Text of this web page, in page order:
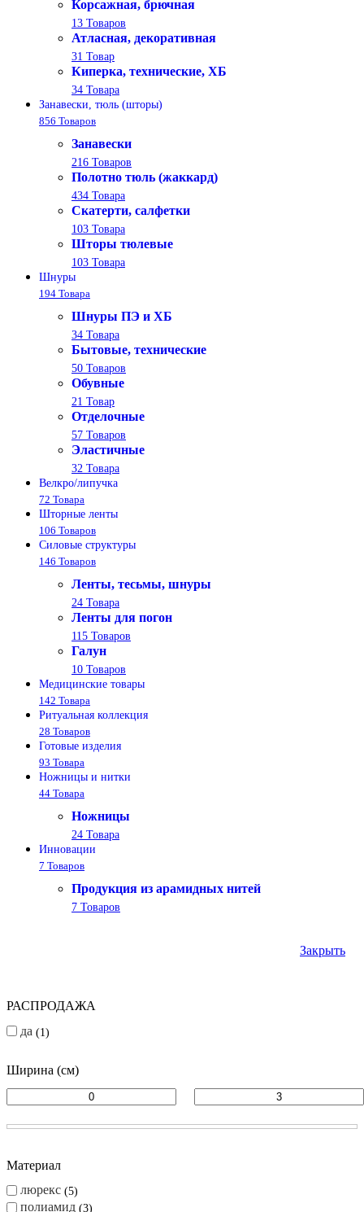
Корсажная, брючная
13 Товаров
Атласная, декоративная
31 Товар
Киперка, технические, ХБ
34 Товара
Занавески, тюль (шторы)
856 Товаров
Занавески
216 Товаров
Полотно тюль (жаккард)
434 Товара
Скатерти, салфетки
103 Товара
Шторы тюлевые
103 Товара
Шнуры
194 Товара
Шнуры ПЭ и ХБ
34 Товара
Бытовые, технические
50 Товаров
Обувные
21 Товар
Отделочные
57 Товаров
Эластичные
32 Товара
Велкро/липучка
72 Товара
Шторные ленты
106 Товаров
Силовые структуры
146 Товаров
Ленты, тесьмы, шнуры
24 Товара
Ленты для погон
115 Товаров
Галун
10 Товаров
Медицинские товары
142 Товара
Ритуальная коллекция
28 Товаров
Готовые изделия
93 Товара
Ножницы и нитки
44 Товара
Ножницы
24 Товара
Инновации
7 Товаров
Продукция из арамидных нитей
7 Товаров
Закрыть
РАСПРОДАЖА
да
1
Ширина (см)
Материал
люрекс 5
полиамид 3